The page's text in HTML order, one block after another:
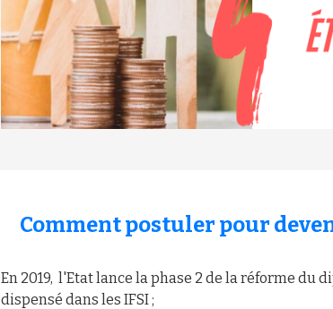
Comment postuler pour
En 2019, l'Etat lance la phase 2 de la réforme du
dispensé dans les IFSI ;